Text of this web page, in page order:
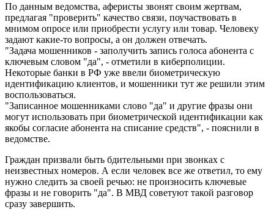
По данным ведомства, аферисты звонят своим жертвам,
предлагая "проверить" качество связи, поучаствовать в
мнимом опросе или приобрести услугу или товар. Человеку
задают какие-то вопросы, а он должен отвечать.
"Задача мошенников - заполучить запись голоса абонента с
ключевым словом "да", - отметили в киберполиции.
Некоторые банки в РФ уже ввели биометрическую
идентификацию клиентов, и мошенники тут же решили этим
воспользоваться.
"Записанное мошенниками слово "да" и другие фразы они
могут использовать при биометрической идентификации как
якобы согласие абонента на списание средств", - пояснили в
ведомстве.
Граждан призвали быть бдительными при звонках с
неизвестных номеров. А если человек все же ответил, то ему
нужно следить за своей речью: не произносить ключевые
фразы и не говорить "да". В МВД советуют такой разговор
сразу завершить.